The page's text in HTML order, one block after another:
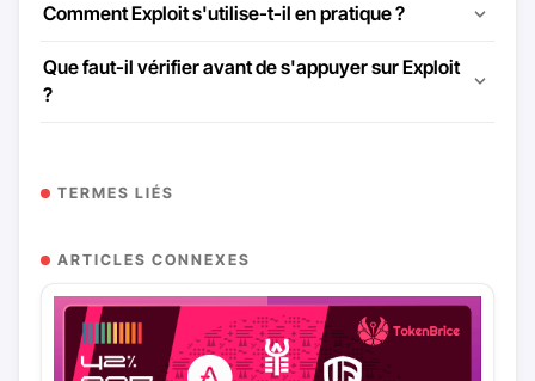
Comment Exploit s'utilise-t-il en pratique ?
Que faut-il vérifier avant de s'appuyer sur Exploit
?
TERMES LIÉS
ARTICLES CONNEXES